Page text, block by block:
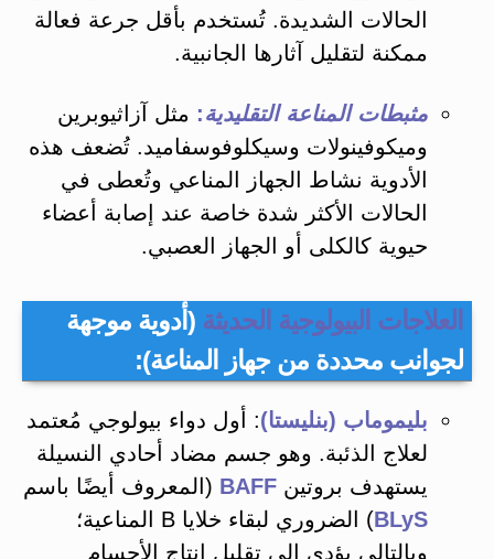
الحالات الشديدة. تُستخدم بأقل جرعة فعالة
ممكنة لتقليل آثارها الجانبية​.
مثبطات المناعة التقليدية: مثل آزاثيوبرين
وميكوفينولات وسيكلوفوسفاميد. تُضعف هذه
الأدوية نشاط الجهاز المناعي وتُعطى في
الحالات الأكثر شدة خاصة عند إصابة أعضاء
حيوية كالكلى أو الجهاز العصبي.
العلاجات البيولوجية الحديثة (أدوية موجهة
لجوانب محددة من جهاز المناعة):
بليموماب (بنليستا): أول دواء بيولوجي مُعتمد
لعلاج الذئبة​. وهو جسم مضاد أحادي النسيلة
يستهدف بروتين BAFF (المعروف أيضًا باسم
BLyS
) الضروري لبقاء خلايا B المناعية؛
وبالتالي يؤدي إلى تقليل إنتاج الأجسام